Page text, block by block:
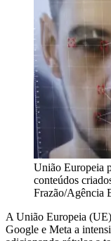
União Europeia
conteúdos
Frazão/Agência
A União Europeia
Google e Meta a